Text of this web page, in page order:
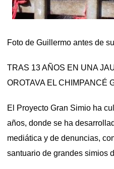
Foto de Guillermo antes de
TRAS 13 AÑOS EN UNA
OROTAVA EL CHIMPANCÉ
El Proyecto Gran Simio ha
años, donde se ha
mediática y de denuncias,
santuario de grandes simios